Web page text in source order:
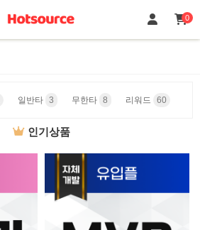
0
일반타 3 무한타 8 리워드 60
인기상품